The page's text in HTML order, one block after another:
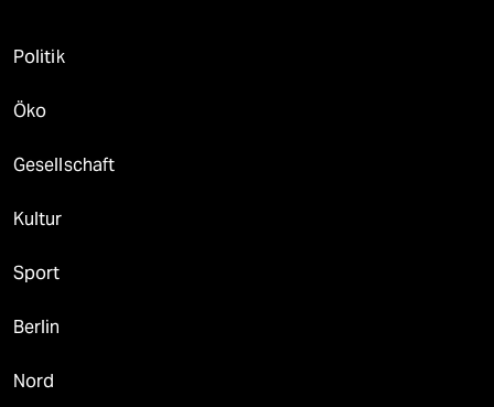
Politik
Öko
Gesellschaft
Kultur
Sport
Berlin
Nord